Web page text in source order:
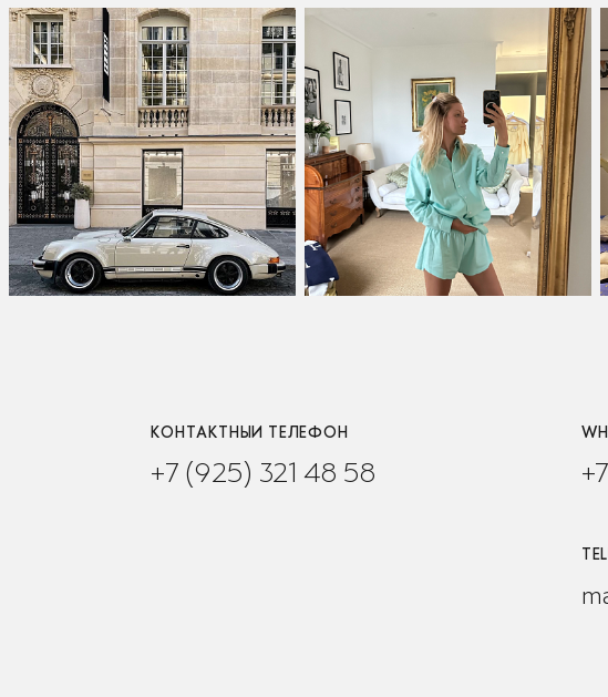
КОНТАКТНЫЙ ТЕЛЕФОН
+7 (925) 321 48 58